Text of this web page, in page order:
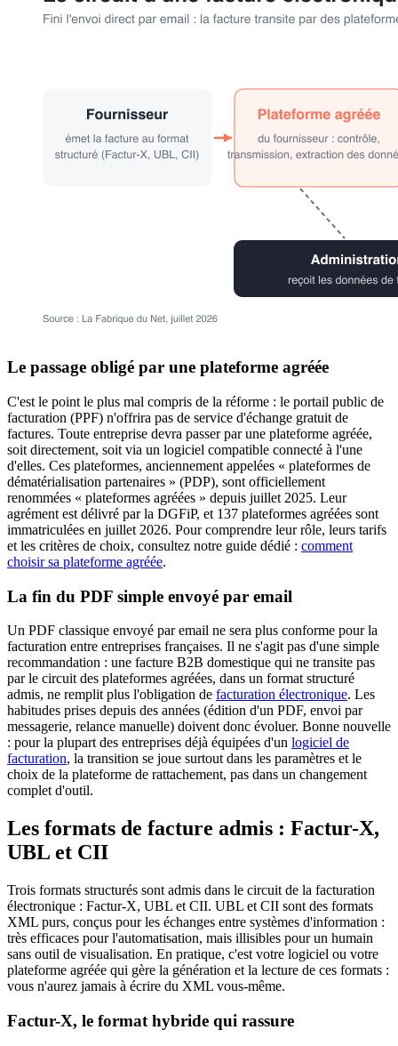
Le passage obligé par une plateforme agréée
C'est le point le plus mal compris de la réforme : le portail public de
facturation (PPF) n'offrira pas de service d'échange gratuit de
factures. Toute entreprise devra passer par une plateforme agréée,
soit directement, soit via un logiciel compatible connecté à l'une
d'elles. Ces plateformes, anciennement appelées « plateformes de
dématérialisation partenaires » (PDP), sont officiellement
renommées « plateformes agréées » depuis juillet 2025. Leur
agrément est délivré par la DGFiP, et 137 plateformes agréées sont
immatriculées en juillet 2026. Pour comprendre leur rôle, leurs tarifs
et les critères de choix, consultez notre guide dédié : comment
choisir sa plateforme agréée.
La fin du PDF simple envoyé par email
Un PDF classique envoyé par email ne sera plus conforme pour la
facturation entre entreprises françaises. Il ne s'agit pas d'une simple
recommandation : une facture B2B domestique qui ne transite pas
par le circuit des plateformes agréées, dans un format structuré
admis, ne remplit plus l'obligation de facturation électronique. Les
habitudes prises depuis des années (édition d'un PDF, envoi par
messagerie, relance manuelle) doivent donc évoluer. Bonne nouvelle
: pour la plupart des entreprises déjà équipées d'un logiciel de
facturation, la transition se joue surtout dans les paramètres et le
choix de la plateforme de rattachement, pas dans un changement
complet d'outil.
Les formats de facture admis : Factur-X,
UBL et CII
Trois formats structurés sont admis dans le circuit de la facturation
électronique : Factur-X, UBL et CII. UBL et CII sont des formats
XML purs, conçus pour les échanges entre systèmes d'information :
très efficaces pour l'automatisation, mais illisibles pour un humain
sans outil de visualisation. En pratique, c'est votre logiciel ou votre
plateforme agréée qui gère la génération et la lecture de ces formats :
vous n'aurez jamais à écrire du XML vous-même.
Factur-X, le format hybride qui rassure